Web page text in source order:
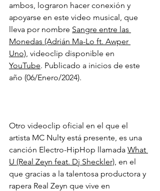
ambos, lograron hacer conexión y
apoyarse en este video musical, que
lleva por nombre Sangre entre las
Monedas (Adrián Ma-Lo ft. Awper
Uno), videoclip disponible en
YouTube. Publicado a inicios de este
año (06/Enero/2024).
Otro videoclip oficial en el que el
artista MC Nulty está presente, es una
canción Electro-HipHop llamada What
U (Real Zeyn feat. Dj Sheckler), en el
que gracias a la talentosa productora y
rapera Real Zeyn que vive en